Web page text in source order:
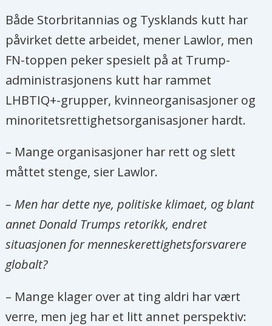
viktige arbeid, møter de økende
angrep fra stater og næringsliv,
inkludert trusler, vold og drap.
I henhold til FN-resolusjon 52/4
vedtatt av FNs generalforsamling i
1998, utfører Mary Lawlor, den
nåværende spesialrapportøren, sitt
arbeid i samsvar med FNs erklæring
enkeltpersoner, grupper og
samfunnsorganer til å fremme og
beskytte universelt anerkjente
menneskerettigheter.
Spesialrapportøren samarbeider
med både statlige og ikke-statlige
Både Storbritannias og Tysklands kutt har
påvirket dette arbeidet, mener Lawlor, men
FN-toppen peker spesielt på at Trump-
administrasjonens kutt har rammet
LHBTIQ+-grupper, kvinneorganisasjoner og
minoritetsrettighetsorganisasjoner hardt.
– Mange organisasjoner har rett og slett
måttet stenge, sier Lawlor.
– Men har dette nye, politiske klimaet, og blant
annet Donald Trumps retorikk, endret
situasjonen for menneskerettighetsforsvarere
globalt?
– Mange klager over at ting aldri har vært
verre, men jeg har et litt annet perspektiv: